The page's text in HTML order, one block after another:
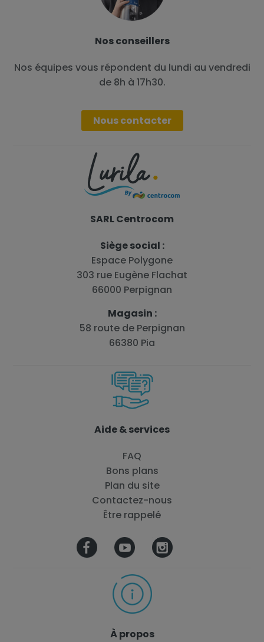
Nos conseillers
Nos équipes vous répondent du lundi au vendredi
de 8h à 17h30.
Nous contacter
SARL Centrocom
Siège social :
Espace Polygone
303 rue Eugène Flachat
66000 Perpignan
Magasin :
58 route de Perpignan
66380 Pia
Aide & services
FAQ
Bons plans
Plan du site
Contactez-nous
Être rappelé
À propos